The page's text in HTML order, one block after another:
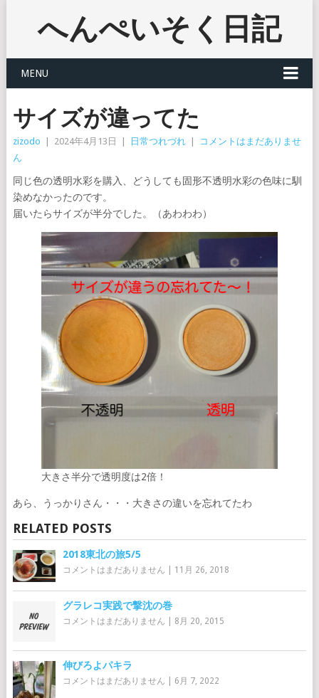
へんぺいそく日記
MENU
サイズが違ってた
zizodo 2024年4月13日 日常つれづれ
コメントはまだありませ
ん
同じ色の透明水彩を購入、どうしても固形不透明水彩の色味に馴
染めなかったのです。
届いたらサイズが半分でした。（あわわわ）
大きさ半分で透明度は2倍！
あら、うっかりさん・・・大きさの違いを忘れてたわ
RELATED POSTS
2018東北の旅5/5
コメントはまだありません 11月 26, 2018
グラレコ実践で撃沈の巻
コメントはまだありません 8月 20, 2015
伸びろよパキラ
コメントはまだありません 6月 7, 2022